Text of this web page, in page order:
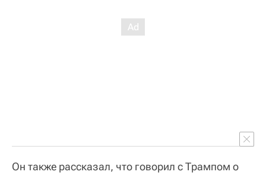
Он также рассказал, что говорил с Трампом о